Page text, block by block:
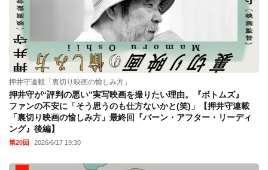
押井守連載「裏切り映画の愉しみ方」
押井守が“評判の悪い”実写映画を撮りたい理由。『ボトムズ』
ファンの不安に「そう思うのも仕方ないかと(笑)」【押井守連載
「裏切り映画の愉しみ方」最終回『バーン・アフター・リーディ
ング』後編】
第20回 2026/6/17 19:30